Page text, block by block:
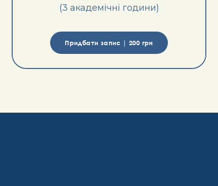
(3 академічні години)
Придбати запис | 200 грн